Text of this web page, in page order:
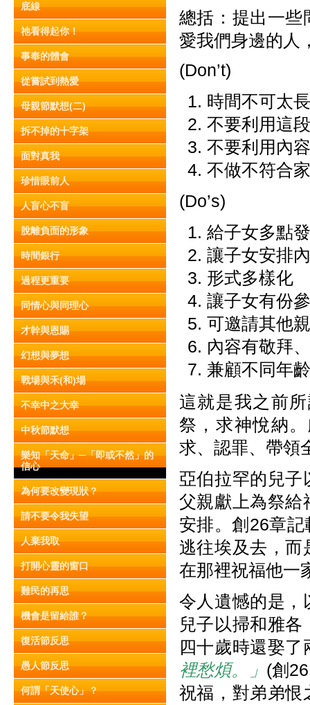
底線
祂看得起你！
事奉的體會
從嘗試到熱愛
母親節默想(二)
拆不掉的十字架
面對真我
珍惜眼前人
人盲心不盲
脫離負面的形象
時間銀行
過程更重要
同情心與同理心
才幹與恩賜
幻想與夢想
戰場與禾(和)場
不幸中之大幸
中秋節默想
樂知「天命」─「即或不然」的
信心
為何要改變現狀？
請不要令我失望
人棄我取
打開心靈的窗口
難民的再思
機會是留給誰？
復活節反思
愚人節反思
何謂「天使心」？
總括：提出一些
愛我們身邊的人
(Don’t)
時間不可太長
不要利用這
不要利用內
不做不符合
(Do’s)
給子女多點
讓子女安排
形式多樣化
讓子女有份
可邀請其他
內容有敬拜
兼顧不同年
這就是我之前
祭，求神悅納
求、認罪、帶領
亞伯拉罕的兒子
父親獻上為祭給
安排。創26章
逃往埃及去，而
在那裡祝福他一
令人遺憾的是，
兒子以掃和雅
四十歲時還娶
裡愁煩。」 (創
祝福，對弟弟恨